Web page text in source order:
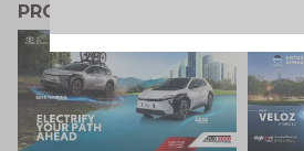
PROMO TERKAIT